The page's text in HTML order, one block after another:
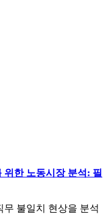
한 노동시장 분석: 필
무 불일치 현상을 분석